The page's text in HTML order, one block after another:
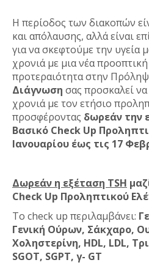
Η περίοδος των διακοπών
και απόλαυσης, αλλά είναι
για να σκεφτούμε την υγεία
χρονιά με μια νέα
προτεραιότητα στην
Διάγνωση σας προσκαλεί
χρονιά με τον ετήσιο
προσφέροντας δωρεάν την
Βασικό Check Up
Ιανουαρίου έως τις 17
Δωρεάν η εξέταση TSH
Check Up Προληπτικού
Το check up περιλαμβάνει:
Γενική Ούρων, Σάκχαρο,
Χοληστερίνη, HDL, LDL,
SGOT, SGPT, γ- GT